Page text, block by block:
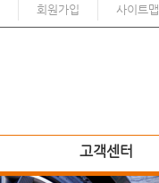
회원가입 사이트맵
고객센터